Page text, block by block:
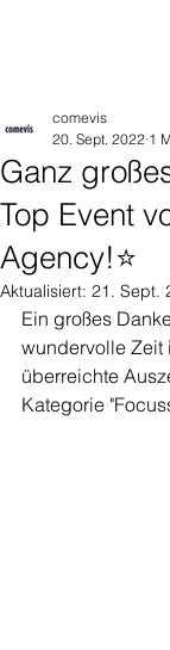
Ganz
Top Event
Agency!⭐
comevis
20. Sept. 2022 1
Aktualisiert: 21. Sept.
Ein großes
wundervolle
überreichte
Kategorie